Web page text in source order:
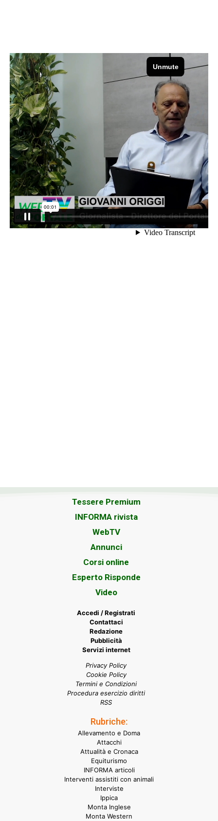
Tessere Premium
INFORMA rivista
WebTV
Annunci
Corsi online
Esperto Risponde
Video
Accedi / Registrati
Contattaci
Redazione
Pubblicità
Servizi internet
Privacy Policy
Cookie Policy
Termini e Condizioni
Procedura esercizio diritti
RSS
Rubriche:
Allevamento e Doma
Attacchi
Attualità e Cronaca
Equiturismo
INFORMA articoli
Interventi assistiti con animali
Interviste
Ippica
Monta Inglese
Monta Western